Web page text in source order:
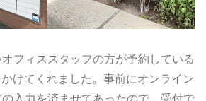
フィススタッフの方が予約している
けてくれました。事前にオンライン